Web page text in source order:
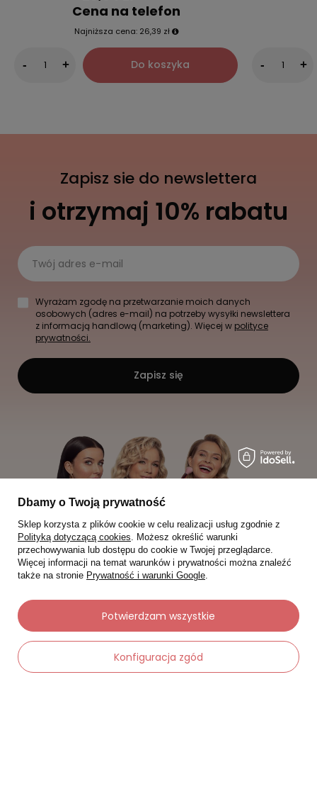
Cena na telefon
Najniższa cena: 26,39 zł
- + Do koszyka - +
Zapisz sie do newslettera
i otrzymaj 10% rabatu
Twój adres e-mail
Wyrażam zgodę na przetwarzanie moich danych
osobowych (adres e-mail) na potrzeby wysyłki newslettera
z informacją handlową (marketing). Więcej w polityce
prywatności.
Zapisz się
Moje zamówienia
Status zamówienia
Dbamy o Twoją prywatność
Sklep korzysta z plików cookie w celu realizacji usług zgodnie z
Polityką dotyczącą cookies. Możesz określić warunki
przechowywania lub dostępu do cookie w Twojej przeglądarce.
Więcej informacji na temat warunków i prywatności można znaleźć
także na stronie Prywatność i warunki Google.
Konfiguracja zgód
Potwierdzam wszystkie